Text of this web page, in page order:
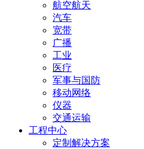
航空航天
汽车
宽带
广播
工业
医疗
军事与国防
移动网络
仪器
交通运输
工程中心
定制解决方案